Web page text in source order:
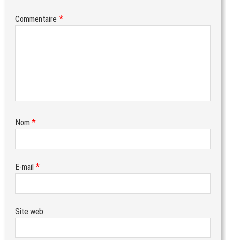
Commentaire *
Nom *
E-mail *
Site web